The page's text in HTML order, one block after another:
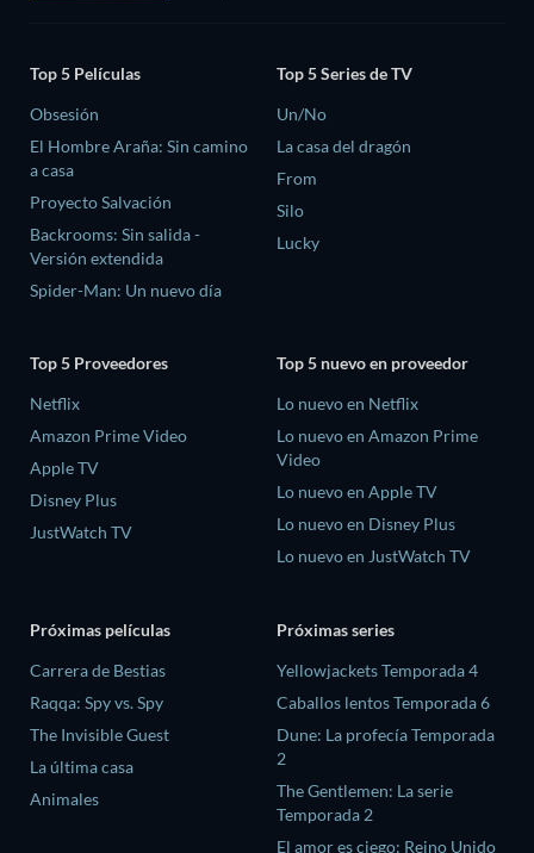
Top 5 Películas
Obsesión
El Hombre Araña: Sin camino
a casa
Proyecto Salvación
Backrooms: Sin salida -
Versión extendida
Spider-Man: Un nuevo día
Top 5 Series de TV
Un/No
La casa del dragón
From
Silo
Lucky
Top 5 Proveedores
Netflix
Amazon Prime Video
Apple TV
Disney Plus
JustWatch TV
Top 5 nuevo en proveedor
Lo nuevo en Netflix
Lo nuevo en Amazon Prime
Video
Lo nuevo en Apple TV
Lo nuevo en Disney Plus
Lo nuevo en JustWatch TV
Próximas películas
Carrera de Bestias
Raqqa: Spy vs. Spy
The Invisible Guest
La última casa
Animales
Próximas series
Yellowjackets Temporada 4
Caballos lentos Temporada 6
Dune: La profecía Temporada
2
The Gentlemen: La serie
Temporada 2
El amor es ciego: Reino Unido